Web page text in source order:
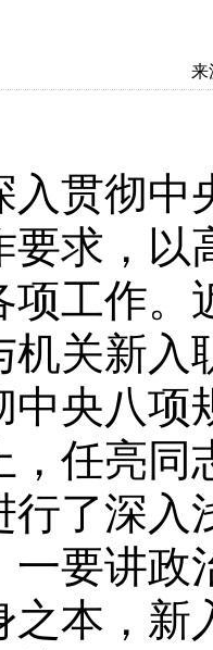
来
彻中央
要求，以
项工作。
机关新入
中央八项
亮同志
行了深入
一要讲政
之本，新